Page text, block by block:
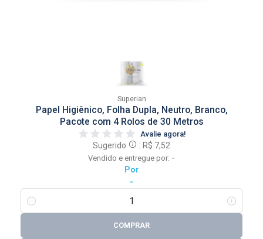
Superian
Papel Higiênico, Folha Dupla, Neutro, Branco,
Pacote com 4 Rolos de 30 Metros
Avalie agora!
Sugerido : R$ 7,52
Vendido e entregue por: -
Por
-
COMPRAR